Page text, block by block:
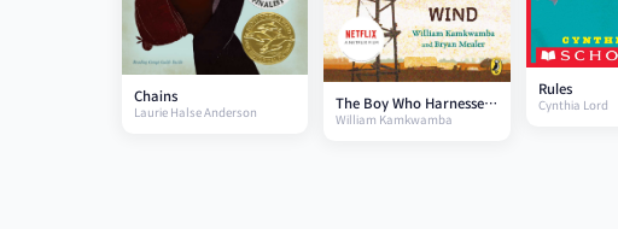
Chains
Laurie Halse Anderson
The Boy Who Harnessed
the Wind
William Kamkwamba
Rules
Cynthia Lord